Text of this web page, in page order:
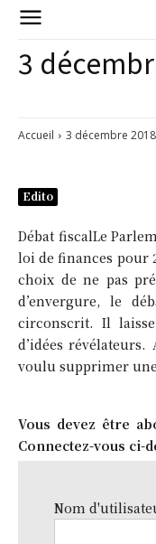
3
Accueil 3 décembre 2018
Edito
Débat fiscalLe
loi de finances pour
choix de ne pas
d’envergure, le
circonscrit. Il
d’idées
voulu supprimer
Vous devez être
Connectez-vous ci-
Nom